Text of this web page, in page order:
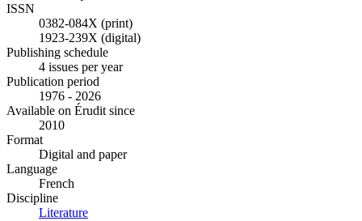
ISSN
0382-084X (print)
1923-239X (digital)
Publishing schedule
4 issues per year
Publication period
1976 - 2026
Available on Érudit since
2010
Format
Digital and paper
Language
French
Discipline
Literature